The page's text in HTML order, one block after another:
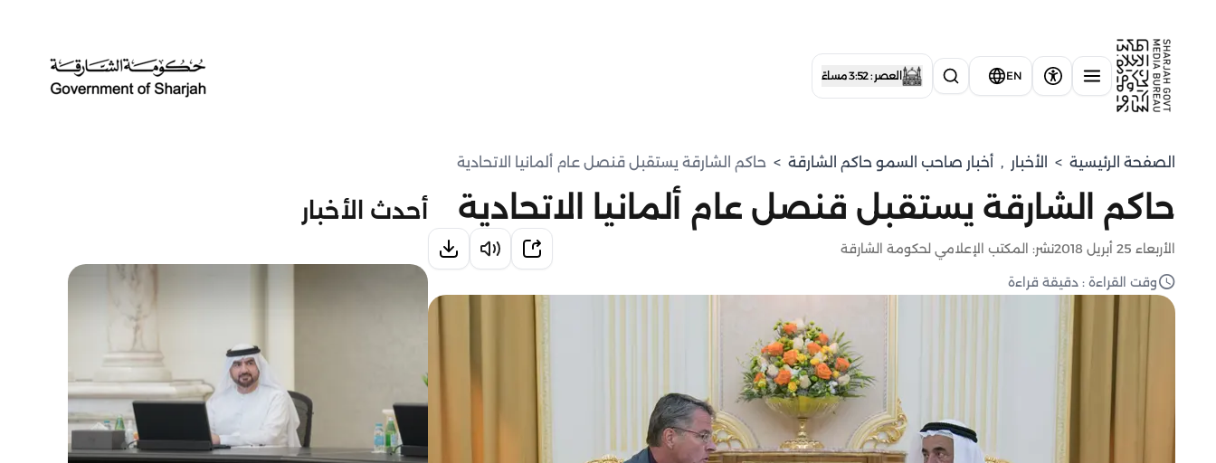
EN العصر : 3:52 مساءً
الصفحة الرئيسية > الأخبار , أخبار صاحب السمو حاكم الشارقة > حاكم الشارقة يستقبل قنصل عام ألمانيا الاتحادية
حاكم الشارقة يستقبل قنصل عام ألمانيا الاتحادية
الأربعاء 25 أبريل 2018 نشر: المكتب الإعلامي لحكومة الشارقة
وقت القراءة : دقيقة قراءة
أحدث الأخبار